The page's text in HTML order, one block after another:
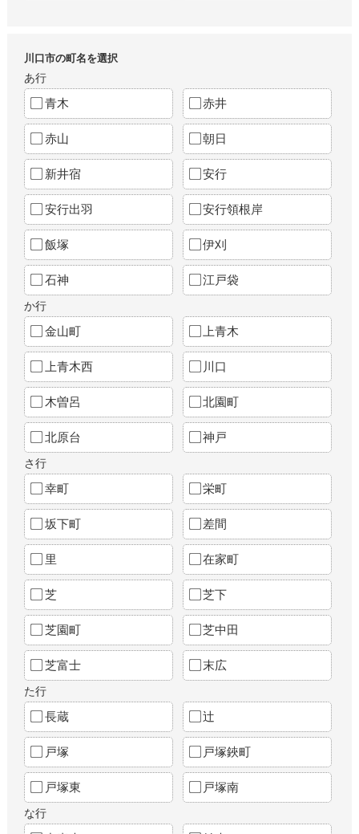
川口市の町名を選択
あ行
青木 赤井
赤山 朝日
新井宿 安行
安行出羽 安行領根岸
飯塚 伊刈
石神 江戸袋
か行
金山町 上青木
上青木西 川口
木曽呂 北園町
北原台 神戸
さ行
幸町 栄町
坂下町 差間
里 在家町
芝 芝下
芝園町 芝中田
芝富士 末広
た行
長蔵 辻
戸塚 戸塚鋏町
戸塚東 戸塚南
な行